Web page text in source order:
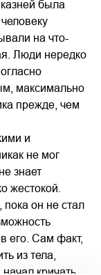
была
на что-
Люди нередко
максимально
прежде, чем
и
не мог
знает
жестокой.
пока он не стал
его. Сам факт,
из тела,
кричать